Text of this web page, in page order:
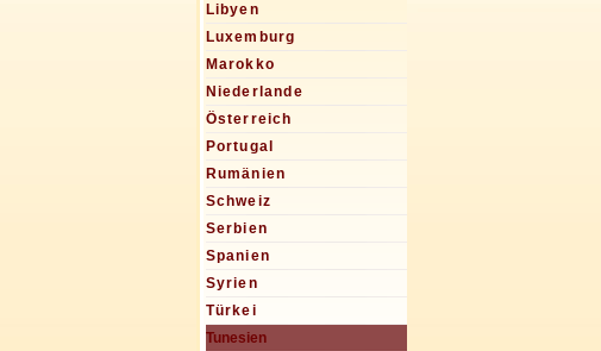
Libyen
Luxemburg
Marokko
Niederlande
Österreich
Portugal
Rumänien
Schweiz
Serbien
Spanien
Syrien
Türkei
Tunesien